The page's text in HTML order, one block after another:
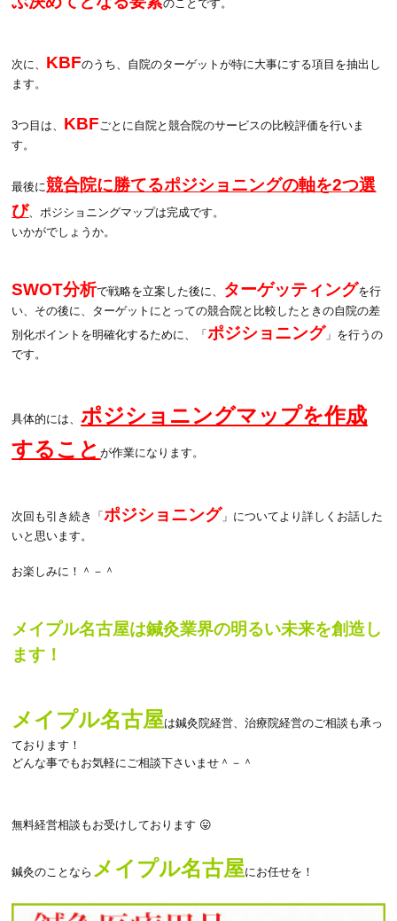
のことです。
次に、 KBFのうち、自院のターゲットが特に大事にする項目を抽出し
ます。
3つ目は、 KBFごとに自院と競合院のサービスの比較評価を行いま
す。
最後に競合院に勝てるポジショニングの軸を2つ選
び、ポジショニングマップは完成です。
いかがでしょうか。
SWOT分析で戦略を立案した後に、 ターゲッティングを行
い、その後に、ターゲットにとっての競合院と比較したときの自院の差
別化ポイントを明確化するために、「ポジショニング 」を行うの
です。
具体的には、ポジショニングマップを作成
することが作業になります。
次回も引き続き「ポジショニング 」についてより詳しくお話した
いと思います。
お楽しみに！＾－＾
メイプル名古屋は鍼灸業界の明るい未来を創造し
ます！
メイプル名古屋は鍼灸院経営、治療院経営のご相談も承っ
ております！
どんな事でもお気軽にご相談下さいませ＾－＾
無料経営相談もお受けしております 😛
鍼灸のことなら メイプル名古屋にお任せを！